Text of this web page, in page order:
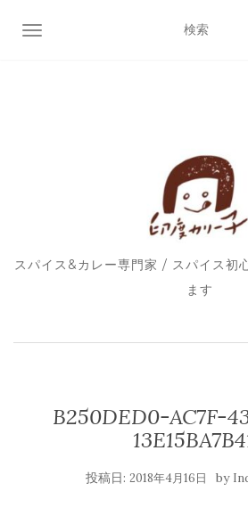
ナビゲーション切り替え
スパイス&カレー専門家 / スパイス初
ます
B250DED0-AC7F-
投稿日: 2018年4月16日 by